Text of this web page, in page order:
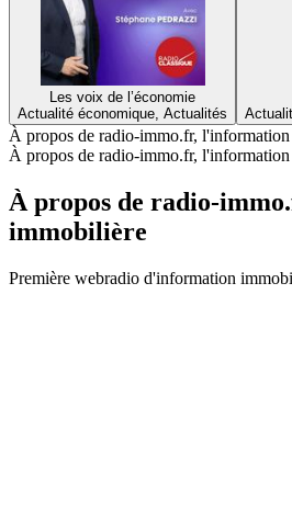
Les voix de l’économie
Actualité économique, Actualités
À propos de radio-immo.fr,
À propos de radio-immo.fr,
À propos de radio-
immobilière
Première webradio d'information